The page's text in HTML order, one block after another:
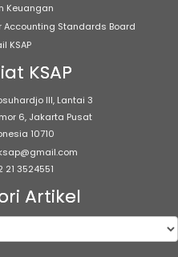
Keuangan
Accounting Standards Board
KSAP
KSAP
III, Lantai 3
6, Jakarta Pusat
10710
21 3524551
Artikel